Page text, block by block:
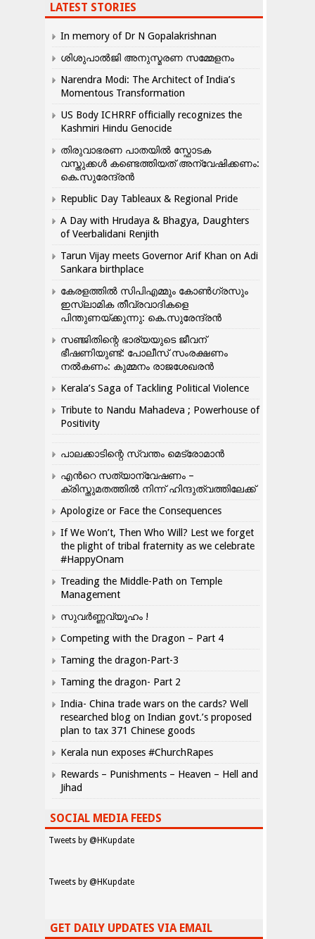
LATEST STORIES
In memory of Dr N Gopalakrishnan
ശിശുപാൽജി അനുസ്മരണ സമ്മേളനം
Narendra Modi: The Architect of India’s
Momentous Transformation
US Body ICHRRF officially recognizes the
Kashmiri Hindu Genocide
തിരുവാഭരണ പാതയിൽ സ്ഫോടക
വസ്തുക്കൾ കണ്ടെത്തിയത് അന്വേഷിക്കണം:
കെ.സുരേന്ദ്രൻ
Republic Day Tableaux & Regional Pride
A Day with Hrudaya & Bhagya, Daughters
of Veerbalidani Renjith
Tarun Vijay meets Governor Arif Khan on Adi
Sankara birthplace
കേരളത്തിൽ സിപിഎമ്മും കോൺ​ഗ്രസും
ഇസ്ലാമിക തീവ്രവാദികളെ
പിന്തുണയ്ക്കുന്നു: കെ.സുരേന്ദ്രൻ
സഞ്ജിതിന്റെ ഭാര്യയുടെ ജീവന്
ഭീഷണിയുണ്ട്: പോലീസ് സംരക്ഷണം
നൽകണം: കുമ്മനം രാജശേഖരൻ
Kerala’s Saga of Tackling Political Violence
Tribute to Nandu Mahadeva ; Powerhouse of
Positivity
പാലക്കാടിന്റെ സ്വന്തം മെട്രോമാൻ
എന്‍റെ സത്യാന്വേഷണം –
ക്രിസ്തുമതത്തില്‍ നിന്ന് ഹിന്ദുത്വത്തിലേക്ക്
Apologize or Face the Consequences
If We Won’t, Then Who Will? Lest we forget
the plight of tribal fraternity as we celebrate
#HappyOnam
Treading the Middle-Path on Temple
Management
സുവർണ്ണവ്യൂഹം !
Competing with the Dragon – Part 4
Taming the dragon-Part-3
Taming the dragon- Part 2
India- China trade wars on the cards? Well
researched blog on Indian govt.’s proposed
plan to tax 371 Chinese goods
Kerala nun exposes #ChurchRapes
Rewards – Punishments – Heaven – Hell and
Jihad
SOCIAL MEDIA FEEDS
Tweets by @HKupdate
Tweets by @HKupdate
GET DAILY UPDATES VIA EMAIL